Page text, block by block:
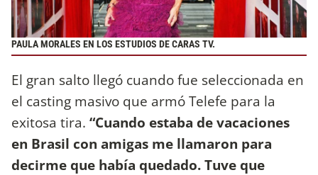
PAULA MORALES EN LOS ESTUDIOS DE CARAS TV.
El gran salto llegó cuando fue seleccionada en
el casting masivo que armó Telefe para la
exitosa tira. “Cuando estaba de vacaciones
en Brasil con amigas me llamaron para
decirme que había quedado. Tuve que